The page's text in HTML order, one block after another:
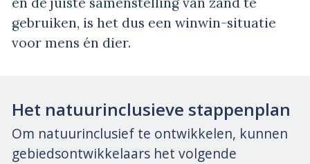
gebruiken, is het dus een winwin-situatie
voor mens én dier.
Het natuurinclusieve stappenplan
Om natuurinclusief te ontwikkelen, kunnen
gebiedsontwikkelaars het volgende